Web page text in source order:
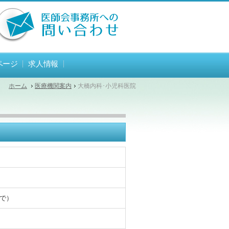
ージ 求人情報
ホーム 医療機関案内 大橋内科･小児科医院
）